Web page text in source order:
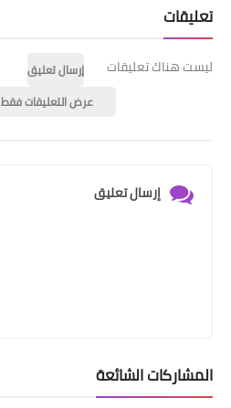
تعليقات
ليست هناك تعليقات
إرسال تعليق
عرض التعليقات فقط
إرسال تعليق
المشاركات الشائعة